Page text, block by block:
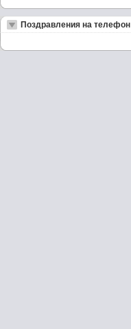
Поздравления на телефон